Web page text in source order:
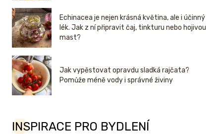
Echinacea je nejen krásná květina, ale i účinný
lék. Jak z ní připravit čaj, tinkturu nebo hojivou
mast?
Jak vypěstovat opravdu sladká rajčata?
Pomůže méně vody i správné živiny
INSPIRACE PRO BYDLENÍ